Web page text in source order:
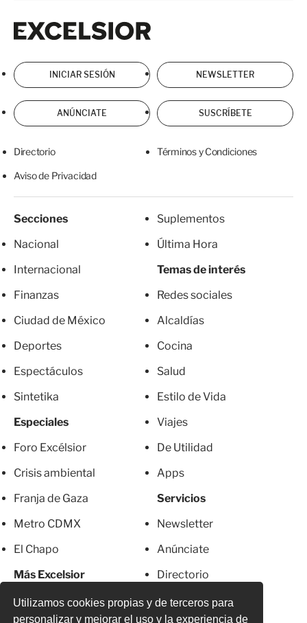
Utilizamos cookies propias y de terceros para
personalizar y mejorar el uso y la experiencia de
INICIAR SESIÓN NEWSLETTER
ANÚNCIATE SUSCRÍBETE
Directorio Términos y Condiciones
Aviso de Privacidad
Secciones
Nacional
Internacional
Finanzas
Ciudad de México
Deportes
Espectáculos
Sintetika
Especiales
Foro Excélsior
Crisis ambiental
Franja de Gaza
Metro CDMX
El Chapo
Más Excelsior
Mujeres
Suplementos
Última Hora
Temas de interés
Redes sociales
Alcaldías
Cocina
Salud
Estilo de Vida
Viajes
De Utilidad
Apps
Servicios
Newsletter
Anúnciate
Directorio
Suscripciones